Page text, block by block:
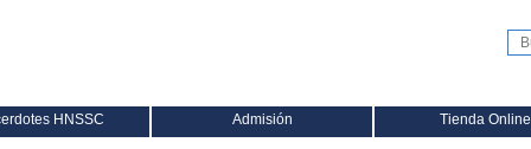
HNSSC Admisión Tienda Online